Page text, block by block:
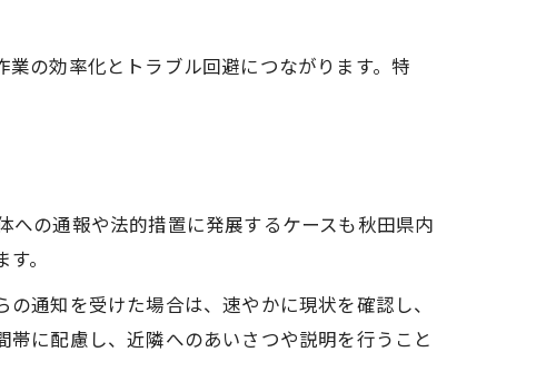
点
の効率化とトラブル回避につながります。特
の通報や法的措置に発展するケースも秋田県内
。
通知を受けた場合は、速やかに現状を確認し、
に配慮し、近隣へのあいさつや説明を行うこと